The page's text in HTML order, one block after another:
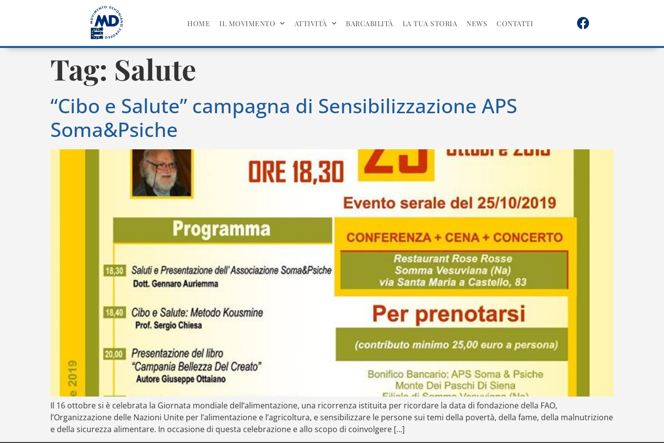
HOME IL MOVIMENTO ATTIVITÀ BARCABILITÀ LA TUA STORIA NEWS CONTATTI
Tag: Salute
“Cibo e Salute” campagna di Sensibilizzazione APS
Soma&Psiche
Il 16 ottobre si è celebrata la Giornata mondiale dell’alimentazione, una ricorrenza istituita per ricordare la data di fondazione della FAO,
l’Organizzazione delle Nazioni Unite per l’alimentazione e l’agricoltura, e sensibilizzare le persone sui temi della povertà, della fame, della malnutrizione
e della sicurezza alimentare. In occasione di questa celebrazione e allo scopo di coinvolgere […]